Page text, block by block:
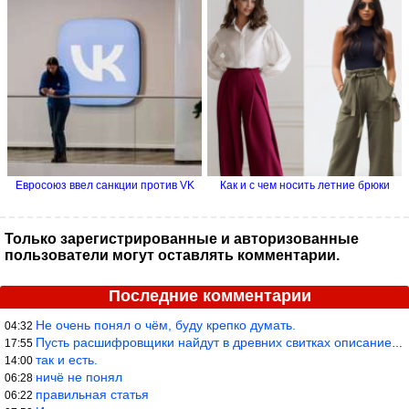
Евросоюз ввел санкции против VK Как и с чем носить летние брюки
Только зарегистрированные и авторизованные
пользователи могут оставлять комментарии.
Последние комментарии
04:32 Не очень понял о чём, буду крепко думать.
17:55 Пусть расшифровщики найдут в древних свитках описание классифика
14:00 так и есть.
06:28 ничё не понял
06:22 правильная статья